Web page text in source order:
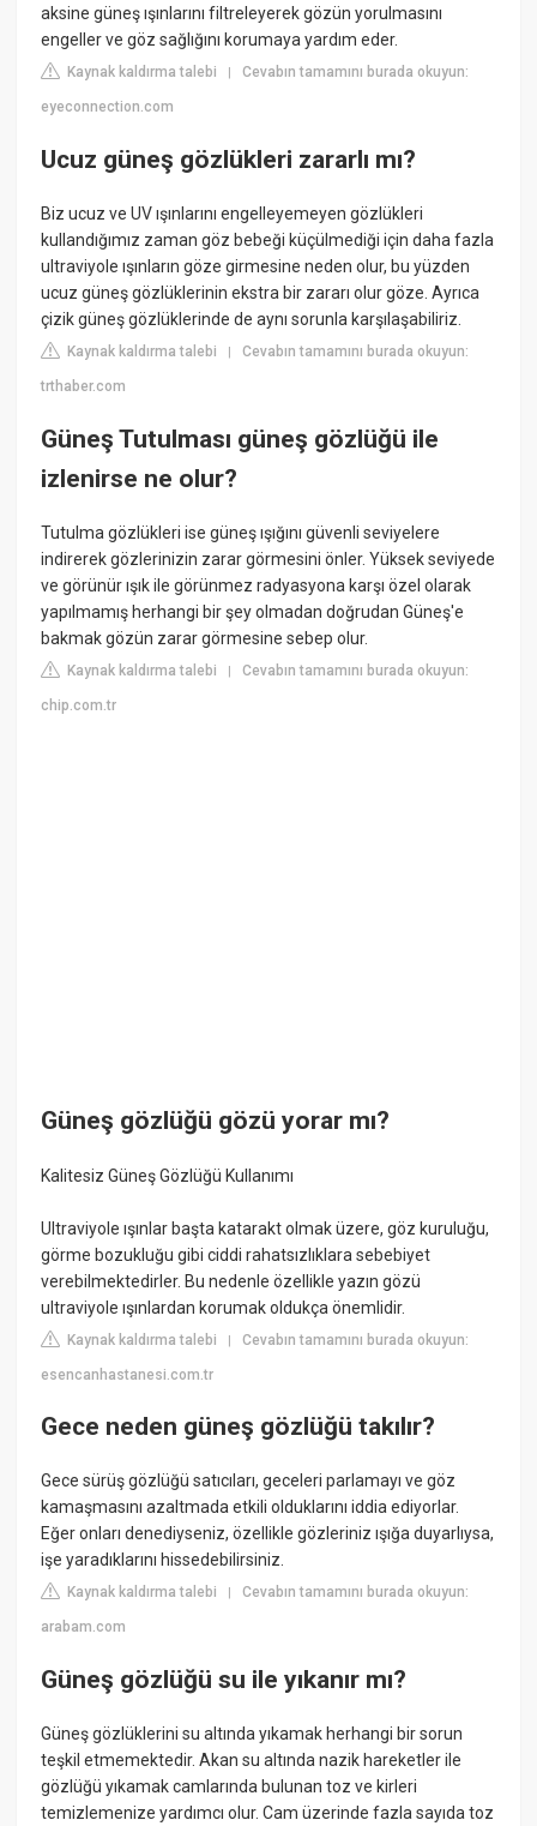
aksine güneş ışınlarını filtreleyerek gözün yorulmasını
engeller ve göz sağlığını korumaya yardım eder.
Kaynak kaldırma talebi |Cevabın tamamını burada okuyun:
eyeconnection.com
Ucuz güneş gözlükleri zararlı mı?
Biz ucuz ve UV ışınlarını engelleyemeyen gözlükleri
kullandığımız zaman göz bebeği küçülmediği için daha fazla
ultraviyole ışınların göze girmesine neden olur, bu yüzden
ucuz güneş gözlüklerinin ekstra bir zararı olur göze. Ayrıca
çizik güneş gözlüklerinde de aynı sorunla karşılaşabiliriz.
Kaynak kaldırma talebi |Cevabın tamamını burada okuyun:
trthaber.com
Güneş Tutulması güneş gözlüğü ile
izlenirse ne olur?
Tutulma gözlükleri ise güneş ışığını güvenli seviyelere
indirerek gözlerinizin zarar görmesini önler. Yüksek seviyede
ve görünür ışık ile görünmez radyasyona karşı özel olarak
yapılmamış herhangi bir şey olmadan doğrudan Güneş'e
bakmak gözün zarar görmesine sebep olur.
Kaynak kaldırma talebi |Cevabın tamamını burada okuyun:
chip.com.tr
Güneş gözlüğü gözü yorar mı?
Kalitesiz Güneş Gözlüğü Kullanımı
Ultraviyole ışınlar başta katarakt olmak üzere, göz kuruluğu,
görme bozukluğu gibi ciddi rahatsızlıklara sebebiyet
verebilmektedirler. Bu nedenle özellikle yazın gözü
ultraviyole ışınlardan korumak oldukça önemlidir.
Kaynak kaldırma talebi |Cevabın tamamını burada okuyun:
esencanhastanesi.com.tr
Gece neden güneş gözlüğü takılır?
Gece sürüş gözlüğü satıcıları, geceleri parlamayı ve göz
kamaşmasını azaltmada etkili olduklarını iddia ediyorlar.
Eğer onları denediyseniz, özellikle gözleriniz ışığa duyarlıysa,
işe yaradıklarını hissedebilirsiniz.
Kaynak kaldırma talebi |Cevabın tamamını burada okuyun:
arabam.com
Güneş gözlüğü su ile yıkanır mı?
Güneş gözlüklerini su altında yıkamak herhangi bir sorun
teşkil etmemektedir. Akan su altında nazik hareketler ile
gözlüğü yıkamak camlarında bulunan toz ve kirleri
temizlemenize yardımcı olur. Cam üzerinde fazla sayıda toz